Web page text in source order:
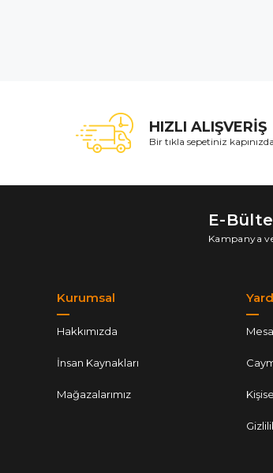
HIZLI ALIŞVERİŞ
Bir tıkla sepetiniz kapınızda
E-
Kampanya
Kurumsal
Hakkımızda
İnsan Kaynakları
Mağazalarımız